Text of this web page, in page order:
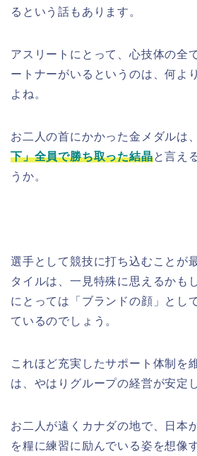
るという話もあります。
アスリートにとって、心技体の全
ートナーがいるというのは、何よ
よね。
お二人の首にかかった金メダルは
下」全員で勝ち取った結晶と言え
うか。
選手として競技に打ち込むことが
タイルは、一見特殊に思えるかも
にとっては「ブランドの顔」とし
ているのでしょう。
これほど充実したサポート体制を
は、やはりグループの経営が安定
お二人が遠くカナダの地で、日本
を糧に練習に励んでいる姿を想像